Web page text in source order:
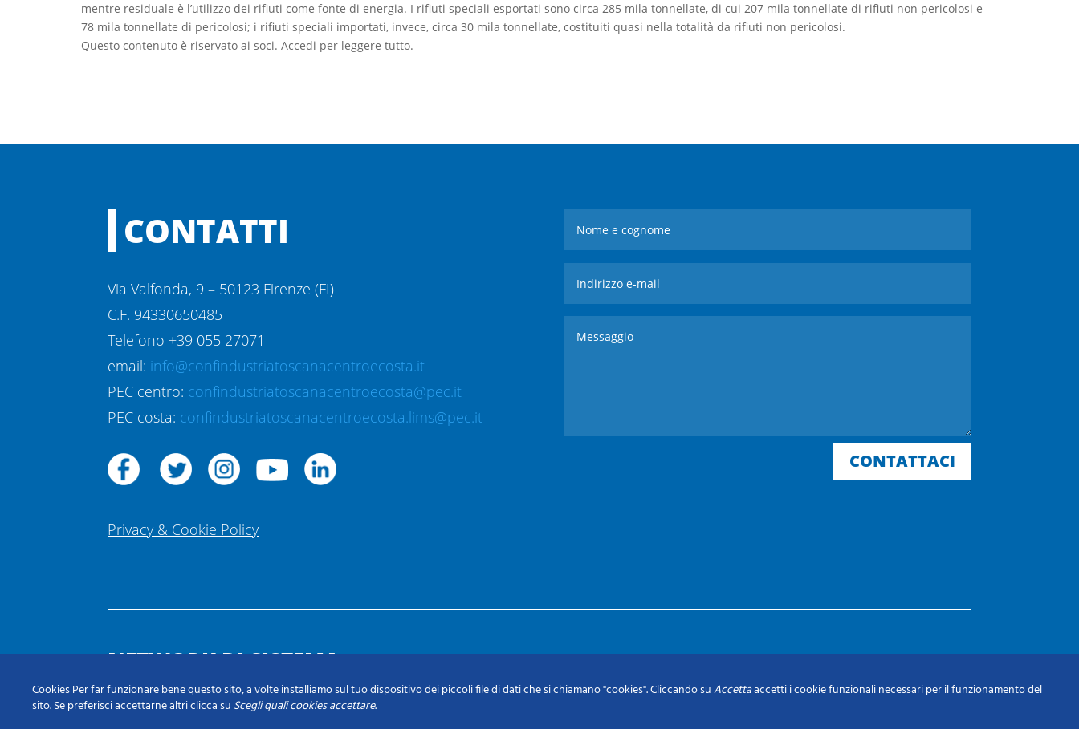
mentre residuale è l’utilizzo dei rifiuti come fonte di energia. I rifiuti speciali esportati sono circa 285 mila tonnellate, di cui 207 mila tonnellate di rifiuti non pericolosi e
78 mila tonnellate di pericolosi; i rifiuti speciali importati, invece, circa 30 mila tonnellate, costituiti quasi nella totalità da rifiuti non pericolosi.
Questo contenuto è riservato ai soci. Accedi per leggere tutto.
CONTATTI
Via Valfonda, 9 – 50123 Firenze (FI)
C.F. 94330650485
Telefono +39 055 27071
email: info@confindustriatoscanacentroecosta.it
PEC centro: confindustriatoscanacentroecosta@pec.it
PEC costa: confindustriatoscanacentroecosta.lims@pec.it
Privacy & Cookie Policy
CONTATTACI
NETWORK DI SISTEMA
Cookies Per far funzionare bene questo sito, a volte installiamo sul tuo dispositivo dei piccoli file di dati che si chiamano "cookies". Cliccando suAccettaaccetti i cookie funzionali necessari per il funzionamento del
sito. Se preferisci accettarne altri clicca su Scegli quali cookies accettare.